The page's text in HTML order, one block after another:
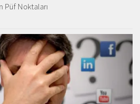
Püf Noktaları